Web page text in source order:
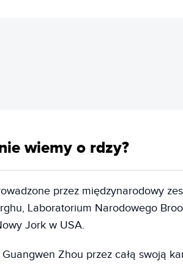
wiemy o rdzy?
przez międzynarodowy
Laboratorium Narodowego
Jork w USA.
Zhou przez całą swoją